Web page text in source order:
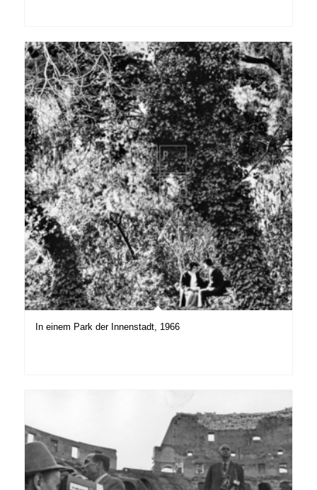
In einem Park der Innenstadt, 1966